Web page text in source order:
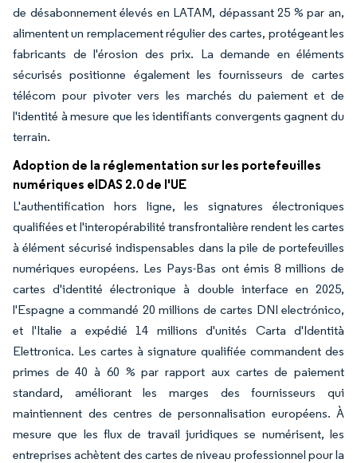
de désabonnement élevés en LATAM, dépassant 25 % par an,
alimentent un remplacement régulier des cartes, protégeant les
fabricants de l'érosion des prix. La demande en éléments
sécurisés positionne également les fournisseurs de cartes
télécom pour pivoter vers les marchés du paiement et de
l'identité à mesure que les identifiants convergents gagnent du
terrain.
Adoption de la réglementation sur les portefeuilles
numériques eIDAS 2.0 de l'UE
L'authentification hors ligne, les signatures électroniques
qualifiées et l'interopérabilité transfrontalière rendent les cartes
à élément sécurisé indispensables dans la pile de portefeuilles
numériques européens. Les Pays-Bas ont émis 8 millions de
cartes d'identité électronique à double interface en 2025,
l'Espagne a commandé 20 millions de cartes DNI electrónico,
et l'Italie a expédié 14 millions d'unités Carta d'Identità
Elettronica. Les cartes à signature qualifiée commandent des
primes de 40 à 60 % par rapport aux cartes de paiement
standard, améliorant les marges des fournisseurs qui
maintiennent des centres de personnalisation européens. À
mesure que les flux de travail juridiques se numérisent, les
entreprises achètent des cartes de niveau professionnel pour la